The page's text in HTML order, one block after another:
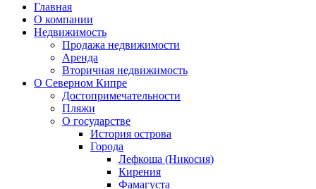
Главная
О компании
Недвижимость
Продажа недвижимости
Аренда
Вторичная недвижимость
О Северном Кипре
Достопримечательности
Пляжи
О государстве
История острова
Города
Лефкоша (Никосия)
Кирения
Фамагуста